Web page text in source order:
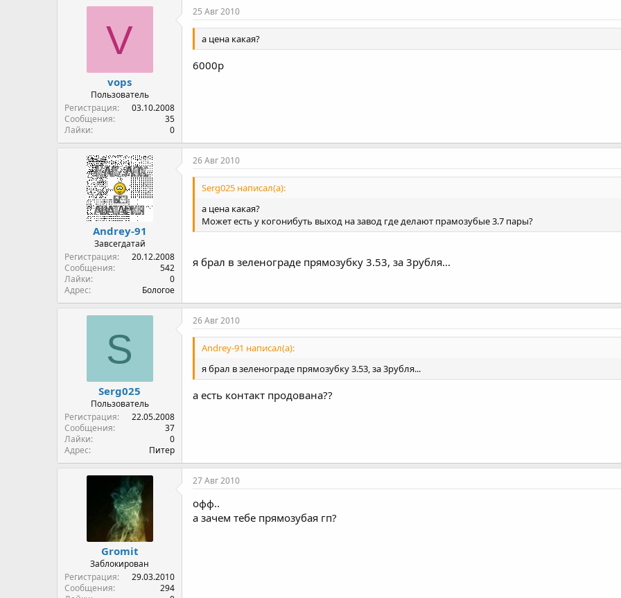
V
vops
Пользователь
Регистрация
03.10.2008
Сообщения
35
Лайки
0
25 Авг 2010
а цена какая?
6000р
Andrey-91
Завсегдатай
Регистрация
20.12.2008
Сообщения
542
Лайки
0
Адрес
Бологое
26 Авг 2010
Serg025 написал(а):
а цена какая?
Может есть у когонибуть выход на завод где делают прамозубые 3.7 пары?
я брал в зеленограде прямозубку 3.53, за 3рубля...
S
Serg025
Пользователь
Регистрация
22.05.2008
Сообщения
37
Лайки
0
Адрес
Питер
26 Авг 2010
Andrey-91 написал(а):
я брал в зеленограде прямозубку 3.53, за 3рубля...
а есть контакт продована??
Gromit
Заблокирован
Регистрация
29.03.2010
Сообщения
294
27 Авг 2010
офф..
а зачем тебе прямозубая гп?